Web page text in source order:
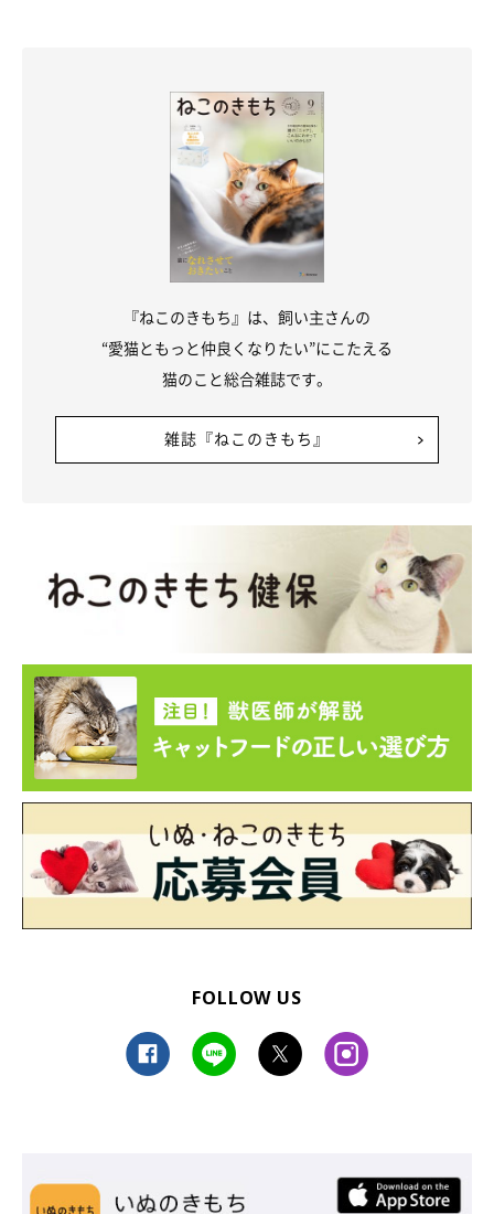
家族になって1カ月が経過した頃のうにくん
は、右も左もわからない状態で不安だったそうですが、猫につい
てたくさん調べて勉強し、日々うにくんの成長を見守っていると
いいます。
『ねこのきもち』は、飼い主さんの
“愛猫ともっと仲良くなりたい”にこたえる
猫のこと総合雑誌です。
雑誌『ねこのきもち』
FOLLOW US